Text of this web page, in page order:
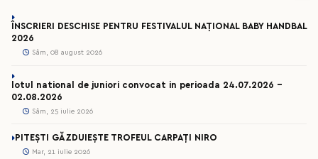
ÎNSCRIERI DESCHISE PENTRU FESTIVALUL NAȚIONAL BABY HANDBAL
2026
Sâm, 08 august 2026
lotul national de juniori convocat in perioada 24.07.2026 –
02.08.2026
Sâm, 25 iulie 2026
PITEȘTI GĂZDUIEȘTE TROFEUL CARPAȚI NIRO
Mar, 21 iulie 2026